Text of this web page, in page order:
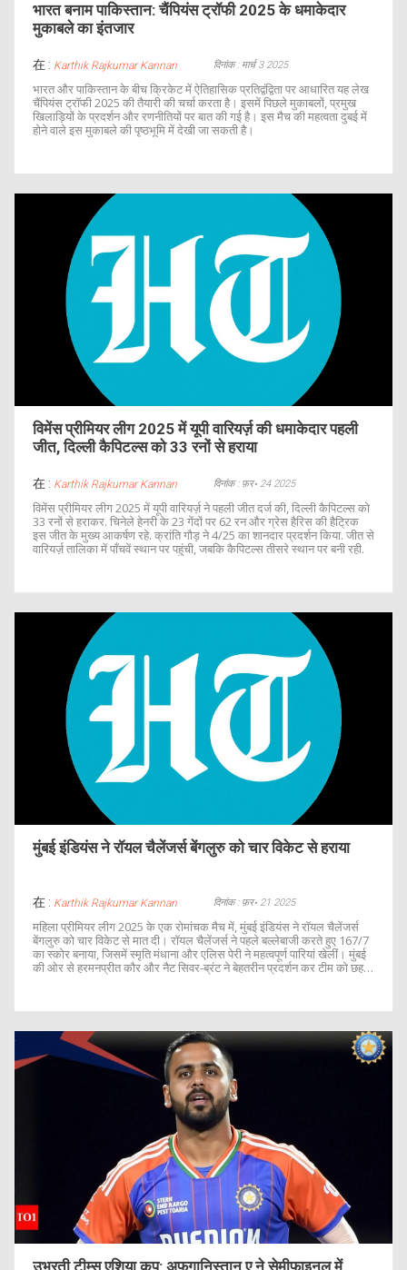
भारत बनाम पाकिस्तान: चैंपियंस ट्रॉफी 2025 के धमाकेदार
मुकाबले का इंतजार
在 : Karthik Rajkumar Kannan दिनांक : मार्च 3 2025
भारत और पाकिस्तान के बीच क्रिकेट में ऐतिहासिक प्रतिद्वंद्विता पर आधारित यह लेख
चैंपियंस ट्रॉफी 2025 की तैयारी की चर्चा करता है। इसमें पिछले मुकाबलों, प्रमुख
खिलाड़ियों के प्रदर्शन और रणनीतियों पर बात की गई है। इस मैच की महत्वता दुबई में
होने वाले इस मुकाबले की पृष्ठभूमि में देखी जा सकती है।
विमेंस प्रीमियर लीग 2025 में यूपी वारियर्ज़ की धमाकेदार पहली
जीत, दिल्ली कैपिटल्स को 33 रनों से हराया
在 : Karthik Rajkumar Kannan दिनांक : फ़र॰ 24 2025
विमेंस प्रीमियर लीग 2025 में यूपी वारियर्ज़ ने पहली जीत दर्ज की, दिल्ली कैपिटल्स को
33 रनों से हराकर. चिनेले हेनरी के 23 गेंदों पर 62 रन और ग्रेस हैरिस की हैट्रिक
इस जीत के मुख्य आकर्षण रहे. क्रांति गौड़ ने 4/25 का शानदार प्रदर्शन किया. जीत से
वारियर्ज़ तालिका में पाँचवें स्थान पर पहुंची, जबकि कैपिटल्स तीसरे स्थान पर बनी रही.
मुंबई इंडियंस ने रॉयल चैलेंजर्स बेंगलुरु को चार विकेट से हराया
在 : Karthik Rajkumar Kannan दिनांक : फ़र॰ 21 2025
महिला प्रीमियर लीग 2025 के एक रोमांचक मैच में, मुंबई इंडियंस ने रॉयल चैलेंजर्स
बेंगलुरु को चार विकेट से मात दी। रॉयल चैलेंजर्स ने पहले बल्लेबाजी करते हुए 167/7
का स्कोर बनाया, जिसमें स्मृति मंधाना और एलिस पेरी ने महत्वपूर्ण पारियां खेलीं। मुंबई
की ओर से हरमनप्रीत कौर और नैट सिवर-ब्रंट ने बेहतरीन प्रदर्शन कर टीम को छह
उभरती टीम्स एशिया कप: अफगानिस्तान ए ने सेमीफाइनल में